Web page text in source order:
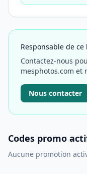
Responsable de
Contactez-nous
mesphotos.com et
Nous contacter
Codes promo
Aucune promotion